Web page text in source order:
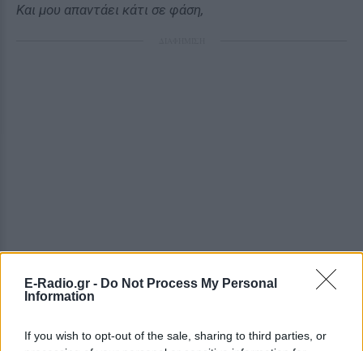
E-Radio.gr - Do Not Process My Personal
Information
If you wish to opt-out of the sale, sharing to third parties, or
Και μου απαντάει κάτι σε φάση,